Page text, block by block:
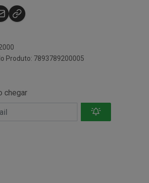
Produto: 7893789200005
chegar